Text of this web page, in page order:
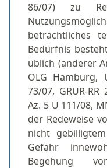
86/07) zu
beträchtliches
Bedürfnis
üblich (anderer
OLG Hamburg,
73/07, GRUR-
Az. 5 U 111/08,
der Redeweise
nicht
Gefahr
Begehung